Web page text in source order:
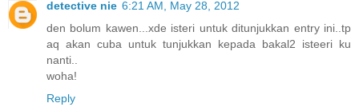
detective nie 6:21 AM, May 28, 2012
den bolum kawen...xde isteri untuk ditunjukkan entry ini..tp
aq akan cuba untuk tunjukkan kepada bakal2 isteeri ku
nanti..
woha!
Reply